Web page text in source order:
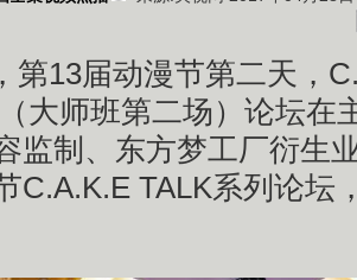
第13届动漫节第二天，
大师班第二场）论坛在
监制、东方梦工厂衍生
C.A.K.E TALK系列论坛